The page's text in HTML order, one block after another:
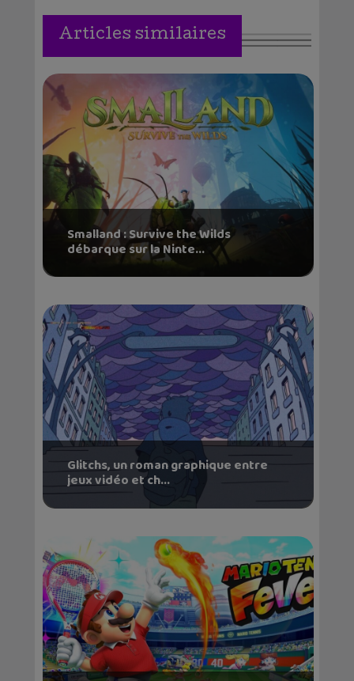
Articles similaires
Smalland : Survive the Wilds
débarque sur la Ninte...
Glitchs, un roman graphique entre
jeux vidéo et ch...